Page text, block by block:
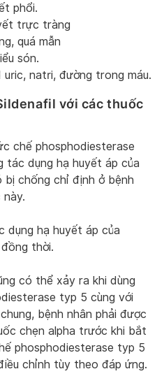
phổi.
trực tràng
quá mẫn
són.
natri, đường trong máu.
với các thuốc
chế phosphodiesterase
dụng hạ huyết áp của
chống chỉ định ở bệnh
dụng hạ huyết áp của
thời.
có thể xảy ra khi dùng
typ 5 cùng với
bệnh nhân phải được
chẹn alpha trước khi bắt
phosphodiesterase typ 5
chỉnh tùy theo đáp ứng.